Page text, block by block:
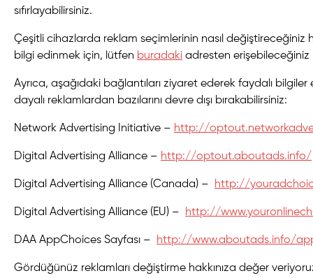
sıfırlayabilirsiniz.
Çeşitli cihazlarda reklam seçimlerinin nasıl değiştireceğiniz
bilgi edinmek için, lütfen buradaki adresten erişebileceğiniz
Ayrıca, aşağıdaki bağlantıları ziyaret ederek faydalı bilgiler
dayalı reklamlardan bazılarını devre dışı bırakabilirsiniz:
Network Advertising Initiative – http://
Digital Advertising Alliance – http://optout.aboutads.info/
Digital Advertising Alliance (Canada) – http://
Digital Advertising Alliance (EU) – http://
DAA AppChoices Sayfası – http://www.aboutads.info/
Gördüğünüz reklamları değiştirme hakkınıza değer